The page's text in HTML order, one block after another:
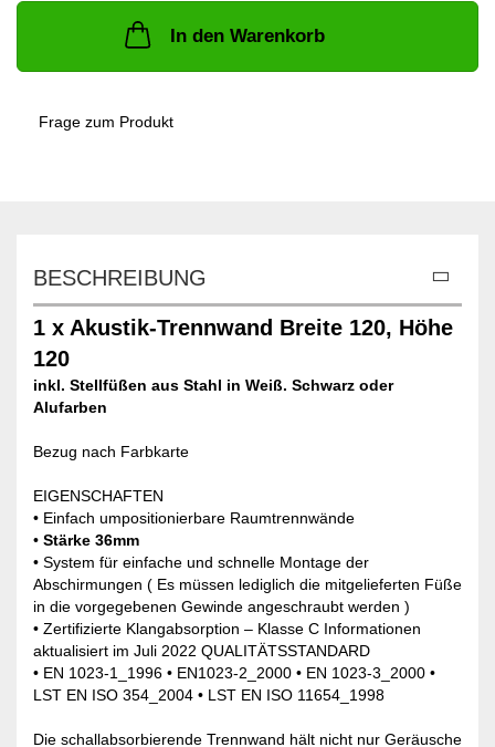
In den Warenkorb
Frage zum Produkt
BESCHREIBUNG
1 x Akustik-Trennwand Breite 120, Höhe
120
inkl. Stellfüßen aus Stahl in Weiß. Schwarz oder
Alufarben
Bezug nach Farbkarte
EIGENSCHAFTEN
• Einfach umpositionierbare Raumtrennwände
• Stärke 36mm
• System für einfache und schnelle Montage der
Abschirmungen ( Es müssen lediglich die mitgelieferten Füße
in die vorgegebenen Gewinde angeschraubt werden )
• Zertifizierte Klangabsorption – Klasse C Informationen
aktualisiert im Juli 2022 QUALITÄTSSTANDARD
• EN 1023-1_1996 • EN1023-2_2000 • EN 1023-3_2000 •
LST EN ISO 354_2004 • LST EN ISO 11654_1998
Die schallabsorbierende Trennwand hält nicht nur Geräusche